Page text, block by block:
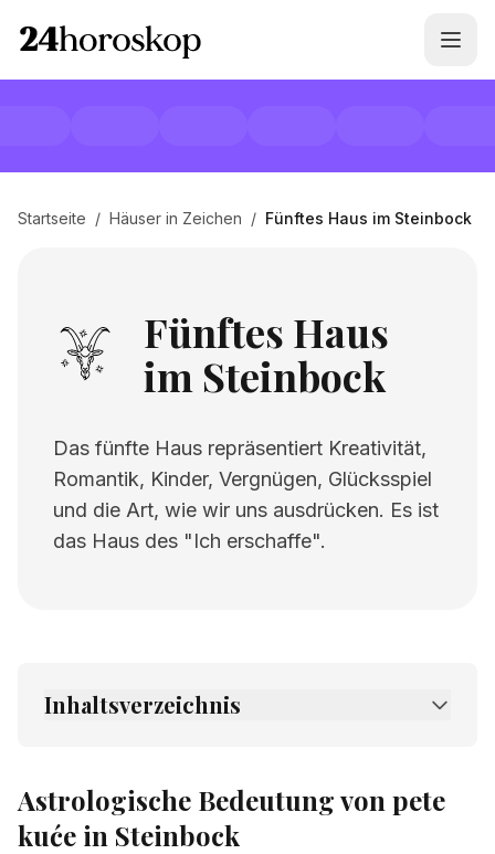
Startseite / Häuser in Zeichen / Fünftes Haus im Steinbock
Fünftes Haus
im Steinbock
Das fünfte Haus repräsentiert Kreativität,
Romantik, Kinder, Vergnügen, Glücksspiel
und die Art, wie wir uns ausdrücken. Es ist
das Haus des "Ich erschaffe".
Inhaltsverzeichnis
2. Verwandte Seiten
Astrologische Bedeutung von pete
kuće in Steinbock